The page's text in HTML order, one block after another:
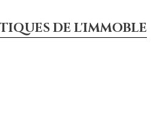
DE L'IMMOBLE